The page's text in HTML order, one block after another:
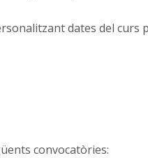
dates del curs
convocatòries: